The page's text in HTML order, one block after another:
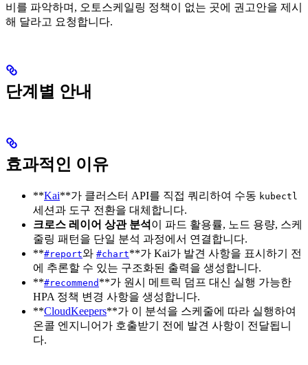
비를 파악하며, 오토스케일링 정책이 없는 곳에 권고안을 제시
해 달라고 요청합니다.
단계별 안내
효과적인 이유
**Kai**가 클러스터 API를 직접 쿼리하여 수동 kubectl
세션과 도구 전환을 대체합니다.
크로스 레이어 상관 분석 이 파드 활용률, 노드 용량, 스케
줄링 패턴을 단일 분석 과정에서 연결합니다.
**#report와 #chart**가 Kai가 발견 사항을 표시하기 전
에 추론할 수 있는 구조화된 출력을 생성합니다.
**#recommend **가 원시 메트릭 덤프 대신 실행 가능한
HPA 정책 변경 사항을 생성합니다.
**CloudKeepers**가 이 분석을 스케줄에 따라 실행하여
온콜 엔지니어가 호출받기 전에 발견 사항이 전달됩니
다.